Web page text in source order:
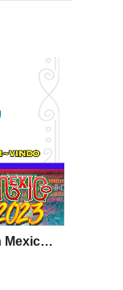
سيحضر Baofeng في Latamcan Mexico 2023 في 12-14 يوليو